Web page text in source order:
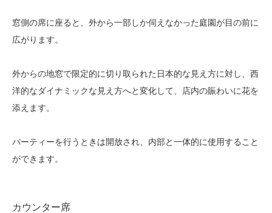
窓側の席に座ると、外から一部しか伺えなかった庭園が目の前に
広がります。
外からの地窓で限定的に切り取られた日本的な見え方に対し、西
洋的なダイナミックな見え方へと変化して、店内の賑わいに花を
添えます。
パーティーを行うときは開放され、内部と一体的に使用すること
ができます。
カウンター席